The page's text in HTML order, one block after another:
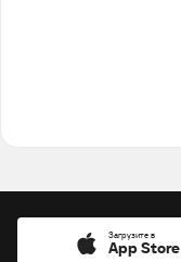
Загрузите в
App Store